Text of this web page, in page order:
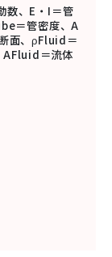
数、E・I＝管
＝管密度、A
面、ρFluid＝
AFluid＝流体